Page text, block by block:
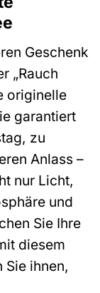
Geschenk
„Rauch
originelle
garantiert
zu
Anlass –
nur Licht,
und
Sie Ihre
diesem
Sie ihnen,